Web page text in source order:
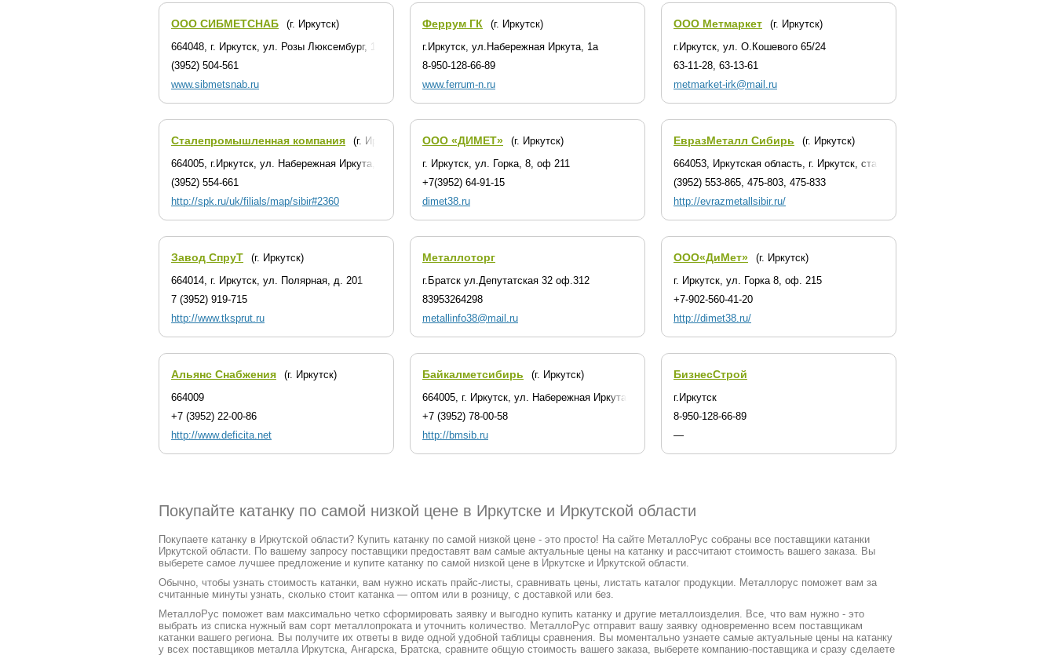
ООО СИБМЕТСНАБ
(г. Иркутск)
664048, г. Иркутск, ул. Розы Люксембург, 184/9
(3952) 504-561
www.sibmetsnab.ru
Феррум ГК
(г. Иркутск)
г.Иркутск, ул.Набережная Иркута, 1а
8-950-128-66-89
www.ferrum-n.ru
ООО Метмаркет
(г. Иркутск)
г.Иркутск, ул. О.Кошевого 65/24
63-11-28, 63-13-61
metmarket-irk@mail.ru
Сталепромышленная компания
(г. Иркутск)
664005, г.Иркутск, ул. Набережная Иркута, 1
(3952) 554-661
http://spk.ru/uk/filials/map/sibir#2360
ООО «ДИМЕТ»
(г. Иркутск)
г. Иркутск, ул. Горка, 8, оф 211
+7(3952) 64-91-15
dimet38.ru
ЕвразМеталл Сибирь
(г. Иркутск)
664053, Иркутская область, г. Иркутск, станция Горка (база Компромсервис)
(3952) 553-865, 475-803, 475-833
http://evrazmetallsibir.ru/
Завод СпруТ
(г. Иркутск)
664014, г. Иркутск, ул. Полярная, д. 201
7 (3952) 919-715
http://www.tksprut.ru
Металлоторг
г.Братск ул.Депутатская 32 оф.312
83953264298
metallinfo38@mail.ru
ООО«ДиМет»
(г. Иркутск)
г. Иркутск, ул. Горка 8, оф. 215
+7-902-560-41-20
http://dimet38.ru/
Альянс Снабжения
(г. Иркутск)
664009
+7 (3952) 22-00-86
http://www.deficita.net
Байкалметсибирь
(г. Иркутск)
664005, г. Иркутск, ул. Набережная Иркута, 1А
+7 (3952) 78-00-58
http://bmsib.ru
БизнесСтрой
г.Иркутск
8-950-128-66-89
—
Покупайте катанку по самой низкой цене в Иркутске и Иркутской области
Покупаете катанку в Иркутской области? Купить катанку по самой низкой цене - это просто! На сайте МеталлоРус собраны все поставщики катанки
Иркутской области. По вашему запросу поставщики предоставят вам самые актуальные цены на катанку и рассчитают стоимость вашего заказа. Вы
выберете самое лучшее предложение и купите катанку по самой низкой цене в Иркутске и Иркутской области.
Обычно, чтобы узнать стоимость катанки, вам нужно искать прайс-листы, сравнивать цены, листать каталог продукции. Металлорус поможет вам за
считанные минуты узнать, сколько стоит катанка — оптом или в розницу, с доставкой или без.
МеталлоРус поможет вам максимально четко сформировать заявку и выгодно купить катанку и другие металлоизделия. Все, что вам нужно - это
выбрать из списка нужный вам сорт металлопроката и уточнить количество. МеталлоРус отправит вашу заявку одновременно всем поставщикам
катанки вашего региона. Вы получите их ответы в виде одной удобной таблицы сравнения. Вы моментально узнаете самые актуальные цены на катанку
у всех поставщиков металла Иркутска, Ангарска, Братска, сравните общую стоимость вашего заказа, выберете компанию-поставщика и сразу сделаете